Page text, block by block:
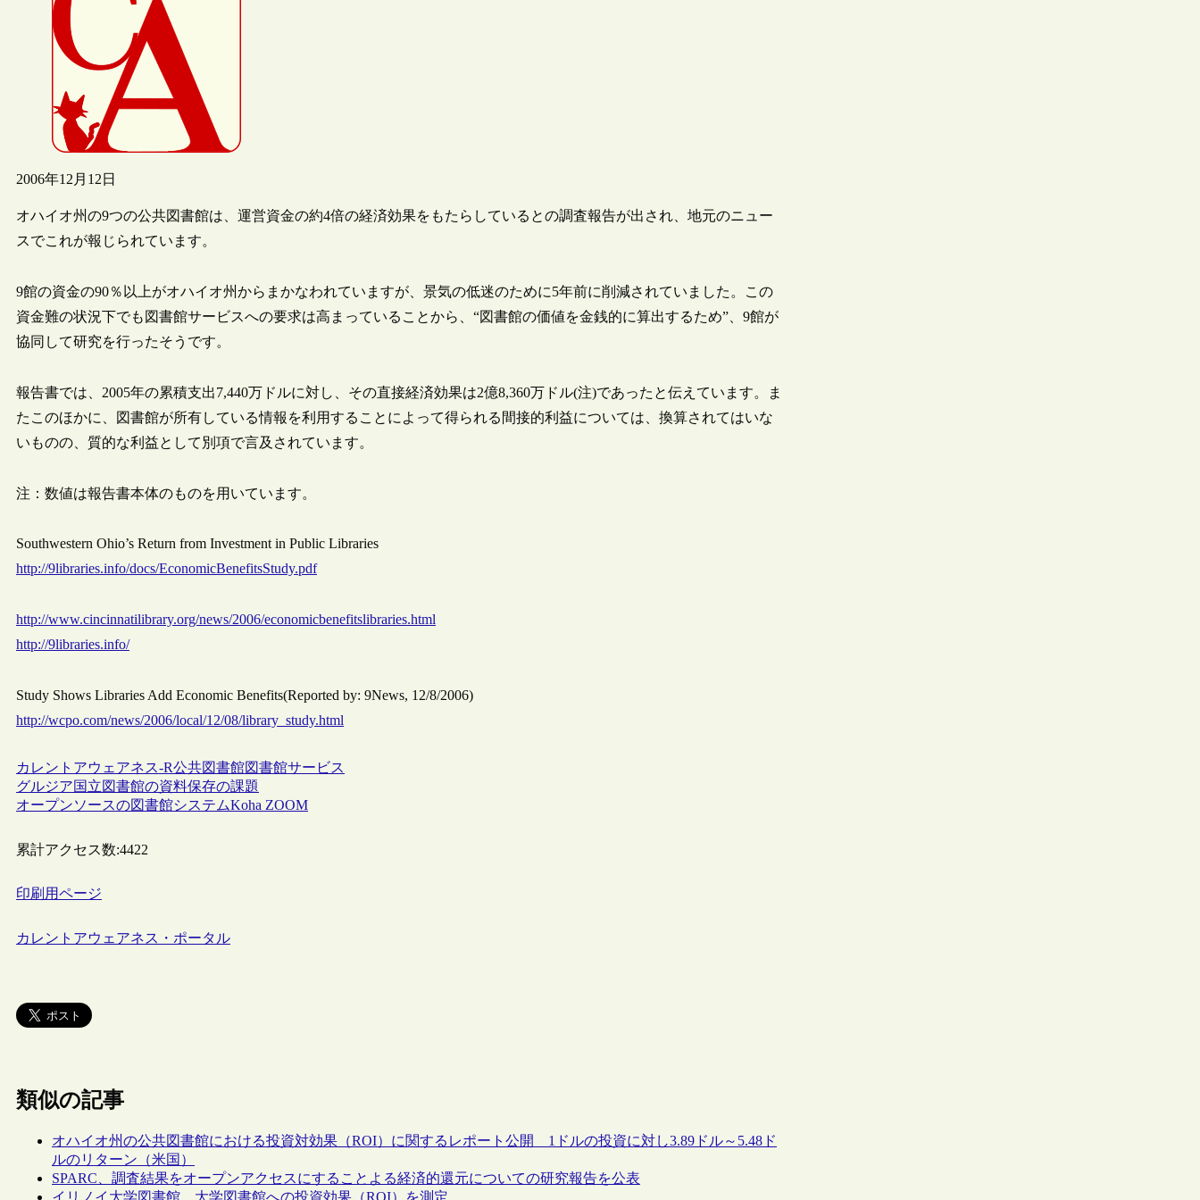
2006年12月12日
オハイオ州の9つの公共図書館は、運営資金の約4倍の経済効果をもたらしているとの調査報告が出され、地元のニュー
スでこれが報じられています。
9館の資金の90％以上がオハイオ州からまかなわれていますが、景気の低迷のために5年前に削減されていました。この
資金難の状況下でも図書館サービスへの要求は高まっていることから、“図書館の価値を金銭的に算出するため”、9館が
協同して研究を行ったそうです。
報告書では、2005年の累積支出7,440万ドルに対し、その直接経済効果は2億8,360万ドル(注)であったと伝えています。ま
たこのほかに、図書館が所有している情報を利用することによって得られる間接的利益については、換算されてはいな
いものの、質的な利益として別項で言及されています。
注：数値は報告書本体のものを用いています。
Southwestern Ohio’s Return from Investment in Public Libraries
http://9libraries.info/docs/EconomicBenefitsStudy.pdf
http://www.cincinnatilibrary.org/news/2006/economicbenefitslibraries.html
http://9libraries.info/
Study Shows Libraries Add Economic Benefits(Reported by: 9News, 12/8/2006)
http://wcpo.com/news/2006/local/12/08/library_study.html
カレントアウェアネス-R公共図書館図書館サービス
グルジア国立図書館の資料保存の課題
オープンソースの図書館システムKoha ZOOM
累計アクセス数:4422
印刷用ページ
カレントアウェアネス・ポータル
類似の記事
オハイオ州の公共図書館における投資対効果（ROI）に関するレポート公開 1ドルの投資に対し3.89ドル～5.48ド
ルのリターン（米国）
SPARC、調査結果をオープンアクセスにすることよる経済的還元についての研究報告を公表
イリノイ大学図書館、大学図書館への投資効果（ROI）を測定